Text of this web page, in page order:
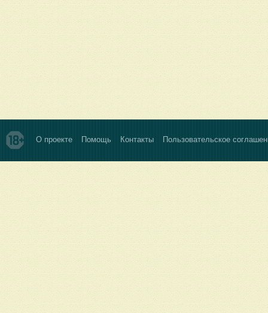
О проекте Помощь Контакты Пользовательское